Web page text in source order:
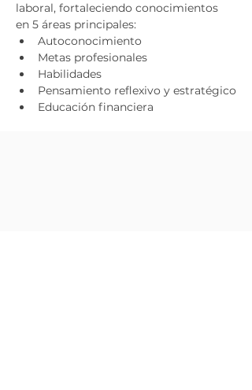
laboral, fortaleciendo conocimientos
en 5 áreas principales:
Autoconocimiento​
Metas profesionales​
Habilidades​
Pensamiento reflexivo y estratégico​
Educación financiera